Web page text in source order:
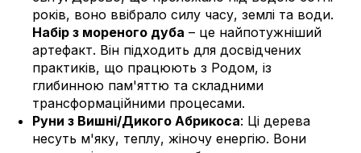
років, воно ввібрало силу часу, землі та води.
Набір з мореного дуба – це найпотужніший
артефакт. Він підходить для досвідчених
практиків, що працюють з Родом, із
глибинною пам'яттю та складними
трансформаційними процесами.
Руни з Вишні/Дикого Абрикоса: Ці дерева
несуть м'яку, теплу, жіночу енергію. Вони